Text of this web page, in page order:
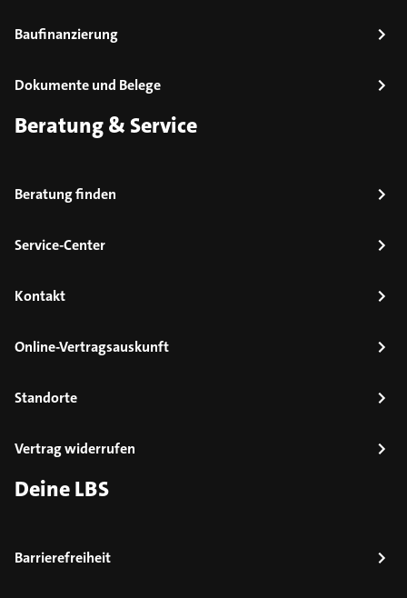
Baufinanzierung
Dokumente und Belege
Beratung & Service
Beratung finden
Service-Center
Kontakt
Online-Vertragsauskunft
Standorte
Vertrag widerrufen
Deine LBS
Barrierefreiheit